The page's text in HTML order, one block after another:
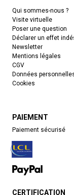
Qui sommes-nous ?
Visite virtuelle
Poser une question
Déclarer un effet
Newsletter
Mentions légales
CGV
Données
Cookies
PAIEMENT
Paiement sécurisé
CERTIFICATION